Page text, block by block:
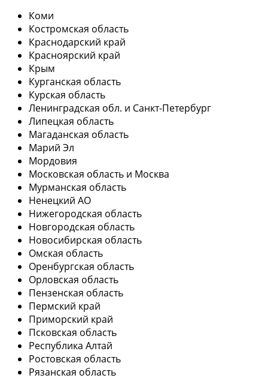
Коми
Костромская область
Краснодарский край
Красноярский край
Крым
Курганская область
Курская область
Ленинградская обл. и Санкт-Петербург
Липецкая область
Магаданская область
Марий Эл
Мордовия
Московская область и Москва
Мурманская область
Ненецкий АО
Нижегородская область
Новгородская область
Новосибирская область
Омская область
Оренбургская область
Орловская область
Пензенская область
Пермский край
Приморский край
Псковская область
Республика Алтай
Ростовская область
Рязанская область